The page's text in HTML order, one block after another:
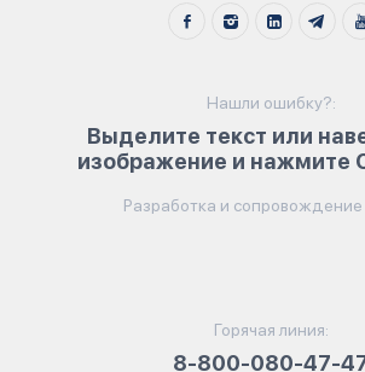
Нашли ошибку?:
Выделите текст или
изображение и нажмите
Разработка и сопровождение
Горячая линия:
8-800-080-47-